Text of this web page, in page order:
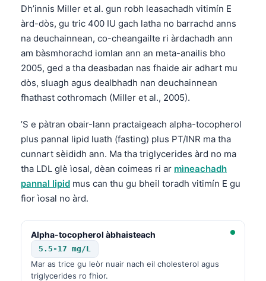
Dh’innis Miller et al. gun robh leasachadh vitimín E
àrd-dòs, gu tric 400 IU gach latha no barrachd anns
na deuchainnean, co-cheangailte ri àrdachadh ann
am bàsmhorachd iomlan ann an meta-anailis bho
2005, ged a tha deasbadan nas fhaide air adhart mu
dòs, sluagh agus dealbhadh nan deuchainnean
fhathast cothromach (Miller et al., 2005).
’S e pàtran obair-lann practaigeach alpha-tocopherol
plus pannal lipid luath (fasting) plus PT/INR ma tha
cunnart sèididh ann. Ma tha triglycerides àrd no ma
tha LDL glè ìosal, dèan coimeas ri ar mìneachadh
pannal lipid mus can thu gu bheil toradh vitimín E gu
fìor ìosal no àrd.
Alpha-tocopherol àbhaisteach
5.5-17 mg/L
Mar as trice gu leòr nuair nach eil cholesterol agus
triglycerides ro fhìor.
ქართული
Русский
한국어
Slovenščina
Magyar
Shqip
اردو
मराठी
తెలుగు
தமிழ்
ગુજરાતી